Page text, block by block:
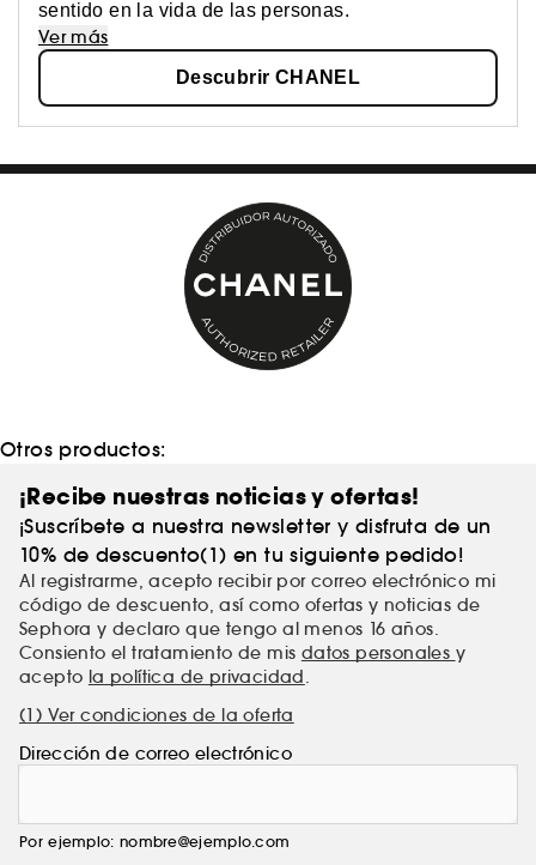
sentido en la vida de las personas.
Ver más
Descubrir CHANEL
Otros productos:
¡Recibe nuestras noticias y ofertas!
¡Suscríbete a nuestra newsletter y disfruta de un
10% de descuento(1) en tu siguiente pedido!
Al registrarme, acepto recibir por correo electrónico mi
código de descuento, así como ofertas y noticias de
Sephora y declaro que tengo al menos 16 años.
Consiento el tratamiento de mis datos personales y
acepto la política de privacidad.
(1) Ver condiciones de la oferta
Dirección de correo electrónico
Por ejemplo: nombre@ejemplo.com